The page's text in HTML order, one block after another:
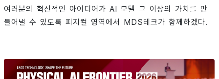
여러분의 혁신적인 아이디어가 AI 모델 그 이상의 가치를 만
들어낼 수 있도록 피지컬 영역에서 MDS테크가 함께하겠다.